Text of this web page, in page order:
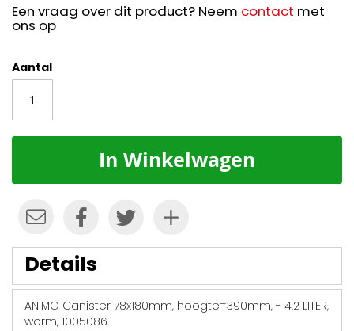
Een vraag over dit product? Neem contact met
ons op
Aantal
In Winkelwagen
Details
ANIMO Canister 78x180mm, hoogte=390mm, - 4.2 LITER,
worm, 1005086